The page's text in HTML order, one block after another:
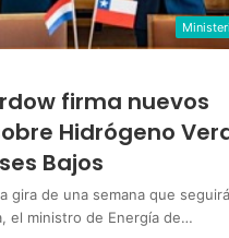
firma nuevos
Hidrógeno
Bajos
gira de una semana que
el ministro de Energía de…